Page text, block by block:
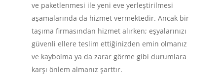
ve paketlenmesi ile yeni eve yerleştirilmesi
aşamalarında da hizmet vermektedir. Ancak bir
taşıma firmasından hizmet alırken; eşyalarınızı
güvenli ellere teslim ettiğinizden emin olmanız
ve kaybolma ya da zarar görme gibi durumlara
karşı önlem almanız şarttır.